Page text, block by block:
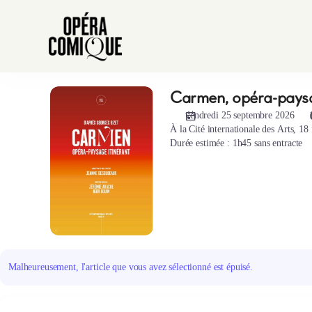
Comique
Carmen,
paysage
itinérant
Carmen, opéra-
vendredi 25 septembre 2026
À laCité internationale des Arts, 18
Durée estimée : 1h45 sans entracte
Malheureusement, l'article que vous avez sélectionné est épuisé.